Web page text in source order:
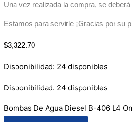
Una vez realizada la compra, se
Estamos para servirle ¡Gracias por su
$3,322.70
Disponibilidad: 24 disponibles
Disponibilidad: 24 disponibles
Bombas De Agua Diesel B-406 L4